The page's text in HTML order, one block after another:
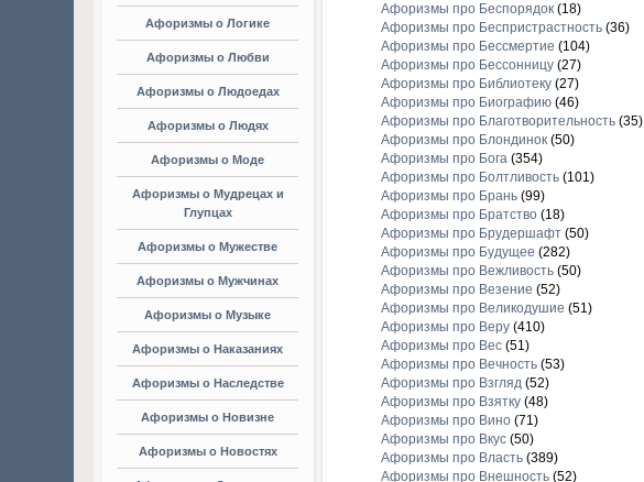
Афоризмы о Логике
Афоризмы о Любви
Афоризмы о Людоедах
Афоризмы о Людях
Афоризмы о Моде
Афоризмы о Мудрецах и
Глупцах
Афоризмы о Мужестве
Афоризмы о Мужчинах
Афоризмы о Музыке
Афоризмы о Наказаниях
Афоризмы о Наследстве
Афоризмы о Новизне
Афоризмы о Новостях
Афоризмы про Беспорядок(18)
Афоризмы про Беспристрастность(36)
Афоризмы про Бессмертие (104)
Афоризмы про Бессонницу(27)
Афоризмы про Библиотеку(27)
Афоризмы про Биографию(46)
Афоризмы про Благотворительность(35)
Афоризмы про Блондинок(50)
Афоризмы про Бога(354)
Афоризмы про Болтливость(101)
Афоризмы про Брань(99)
Афоризмы про Братство(18)
Афоризмы про Брудершафт(50)
Афоризмы про Будущее (282)
Афоризмы про Вежливость(50)
Афоризмы про Везение (52)
Афоризмы про Великодушие (51)
Афоризмы про Веру(410)
Афоризмы про Вес(51)
Афоризмы про Вечность(53)
Афоризмы про Взгляд(52)
Афоризмы про Взятку(48)
Афоризмы про Вино(71)
Афоризмы про Вкус(50)
Афоризмы про Власть(389)
Афоризмы про Внешность(52)